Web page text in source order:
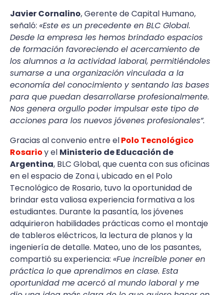
Javier Cornalino, Gerente de Capital Humano,
señaló: «Este es un precedente en BLC Global.
Desde la empresa les hemos brindado espacios
de formación favoreciendo el acercamiento de
los alumnos a la actividad laboral, permitiéndoles
sumarse a una organización vinculada a la
economía del conocimiento y sentando las bases
para que puedan desarrollarse profesionalmente.
Nos genera orgullo poder impulsar este tipo de
acciones para los nuevos jóvenes profesionales”.
Gracias al convenio entre elPolo Tecnológico
Rosarioy el Ministerio de Educación de
Argentina, BLC Global, que cuenta con sus oficinas
en el espacio de Zona i, ubicado en el Polo
Tecnológico de Rosario, tuvo la oportunidad de
brindar esta valiosa experiencia formativa a los
estudiantes. Durante la pasantía, los jóvenes
adquirieron habilidades prácticas como el montaje
de tableros eléctricos, la lectura de planos y la
ingeniería de detalle. Mateo, uno de los pasantes,
compartió su experiencia: «Fue increíble poner en
práctica lo que aprendimos en clase. Esta
oportunidad me acercó al mundo laboral y me